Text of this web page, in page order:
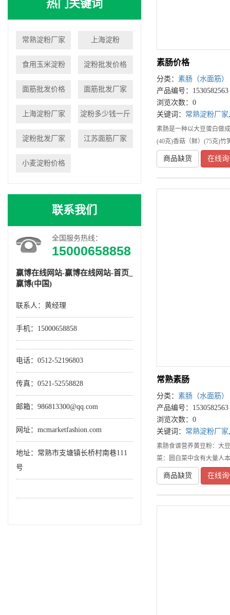
热门关键词
常熟淀粉厂家 上海淀粉
食用玉米淀粉 淀粉批发价格
面筋批发价格 面筋批发厂家
上海淀粉厂家 淀粉多少钱一斤
淀粉批发厂家 江苏面筋厂家
小麦淀粉价格
联系我们
全国服务热线：
15000658858
赢博在线网站-赢博在线网站-首页_
赢博(中国)
联系人：黄经理
手机： 15000658858
电话：0512-52196803
传真：0521-52558828
邮箱：986813300@qq.com
网址：mcmarketfashion.com
地址：常熟市支塘镇长桥村南巷111
号
素肠价格
分类： 素肠（水面筋）
产品编号：1530582563
浏览次数：0
关键词： 常熟淀粉厂家,
素肠是一种以大豆蛋白做
(40克)香菇（鲜）(75克)竹
商品缺货 在线
常熟素肠
分类： 素肠（水面筋）
产品编号：1530582563
浏览次数：0
关键词： 常熟淀粉厂家,
素肠食谱营养黄豆粉：大
菜：圆白菜中含有大量人
商品缺货 在线